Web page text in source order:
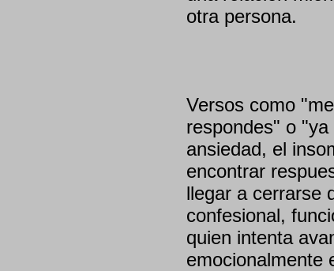
otra persona.
Versos como
respondes" o
ansiedad, el
encontrar
llegar a cerrarse
confesional,
quien intenta
emocionalmente